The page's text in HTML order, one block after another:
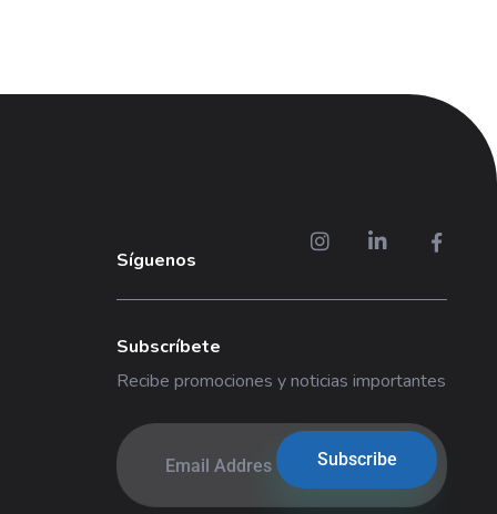
Síguenos
Subscríbete
Recibe promociones y noticias importantes